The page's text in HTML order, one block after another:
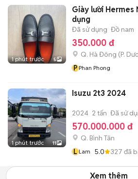
1 phút trước 5
Giày lười Hermes
dụng
Đã sử dụng Đồ nam
350.000 đ
Q. Hà Đông (P.
P Phan Phong
1 phút trước 11
Isuzu 2t3 2024
2024 2 tấn Đã sử
570.000.000 đ
Q. Bình Tân
L Lam 5.0 327 đã
Xem thêm